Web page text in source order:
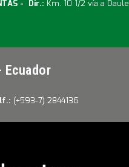
- Dir.: Km. 10 1/2 vía a Daule
Ecuador
(+593-7) 2844136